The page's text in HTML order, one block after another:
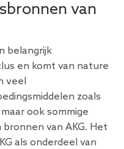
van
belangrijk
en komt van nature
veel
zoals
ook sommige
van AKG. Het
als onderdeel van